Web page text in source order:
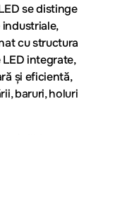
se distinge
cu structura
integrate,
și eficientă,
baruri, holuri
aspect